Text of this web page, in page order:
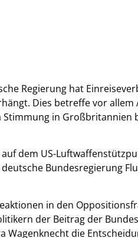
Regierung hat
Dies betreffe vor
in
dem US-
Bundesregierung
in den
der Beitrag der
Wagenknecht die